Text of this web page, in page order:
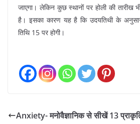
जाएगा। लेकिन कुछ स्थानों पर होली की तारीख
है। इसका कारण यह है कि उदयतिथी के
तिथि 15 पर होगी।
Anxiety- मनोवैज्ञानिक से सीखें 13